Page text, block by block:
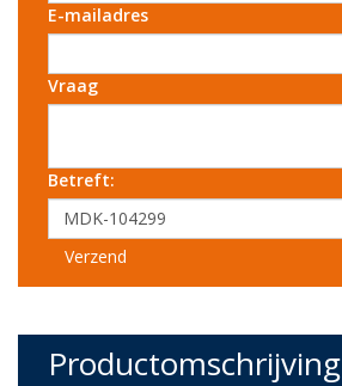
E-mailadres
Vraag
Betreft:
Verzend
Productomschrijving